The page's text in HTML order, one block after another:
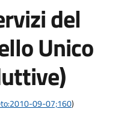
del
Unico
09-07;160)